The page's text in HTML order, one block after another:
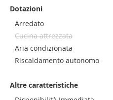
Dotazioni
Arredato
Cucina attrezzata
Aria condizionata
Riscaldamento autonomo
Altre caratteristiche